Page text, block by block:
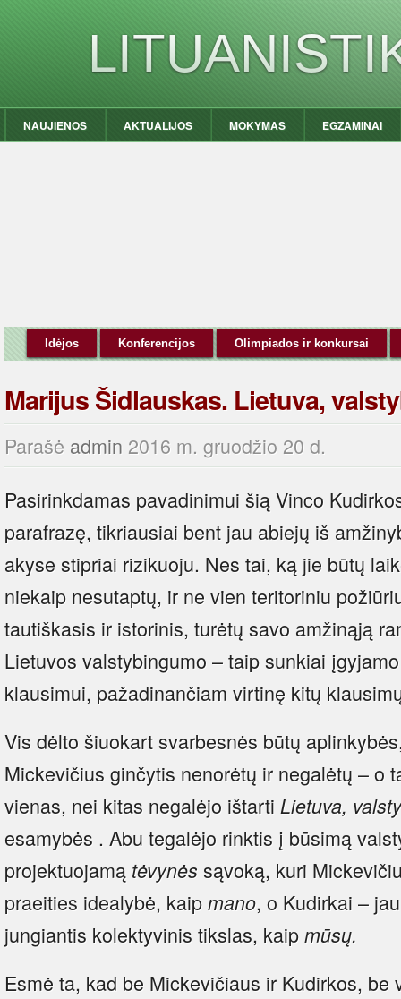
NAUJIENOS AKTUALIJOS MOKYMAS EGZAMINAI
Idėjos Konferencijos Olimpiados ir konkursai
Marijus Šidlauskas. Lietuva,
Parašė admin 2016 m. gruodžio 20 d.
Pasirinkdamas pavadinimui šią Vinco
parafrazę, tikriausiai bent jau abiejų iš
akyse stipriai rizikuoju. Nes tai, ką jie būtų
niekaip nesutaptų, ir ne vien teritoriniu
tautiškasis ir istorinis, turėtų savo amžinąją
Lietuvos valstybingumo – taip sunkiai
klausimui, pažadinančiam virtinę kitų
Vis dėlto šiuokart svarbesnės būtų
Mickevičius ginčytis nenorėtų ir negalėtų – o
vienas, nei kitas negalėjo ištarti Lietuva,
esamybės . Abu tegalėjo rinktis į būsimą
projektuojamą tėvynės sąvoką, kuri
praeities idealybė, kaip mano, o Kudirkai –
jungiantis kolektyvinis tikslas, kaip mūsų.
Esmė ta, kad be Mickevičiaus ir Kudirkos, be